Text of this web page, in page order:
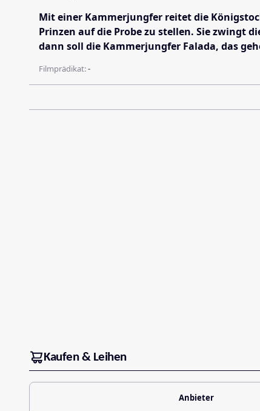
Mit einer Kammerjungfer reitet die
Prinzen auf die Probe zu stellen. Sie zwingt
dann soll die Kammerjungfer Falada, das
Filmprädikat:-
Kaufen & Leihen
Anbieter